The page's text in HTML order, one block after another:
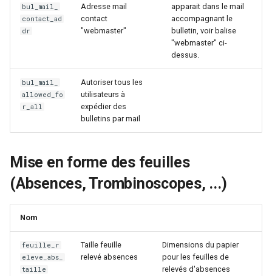
bul_mail_
contact_ad
dr
Adresse mail
contact
"webmaster"
apparait dans le mail
accompagnant le
bulletin, voir balise
"webmaster" ci-
dessus.
bul_mail_
allowed_fo
r_all
Autoriser tous les
utilisateurs à
expédier des
bulletins par mail
Mise en forme des feuilles
(Absences, Trombinoscopes, ...)
Nom
feuille_r
eleve_abs_
taille
Taille feuille
relevé absences
Dimensions du papier
pour les feuilles de
relevés d'absences